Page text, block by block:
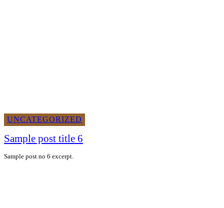
UNCATEGORIZED
Sample post title 6
Sample post no 6 excerpt.